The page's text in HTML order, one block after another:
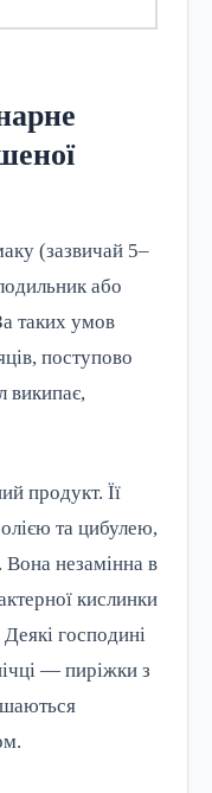
(зазвичай 5–
або
таких умов
поступово
википає,
продукт. Її
та цибулею,
Вона незамінна в
кислинки
господині
— пиріжки з